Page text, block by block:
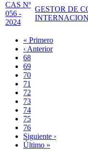
CAS Nº
056 -
2024
GESTOR DE
Paginación
Primera
página
« Primero
Página
anterior
‹ Anterior
Page
68
Page
69
Page
70
Page
71
Página
actual
72
Page
73
Page
74
Page
75
Page
76
Siguiente
página
Siguiente ›
Última
Último »